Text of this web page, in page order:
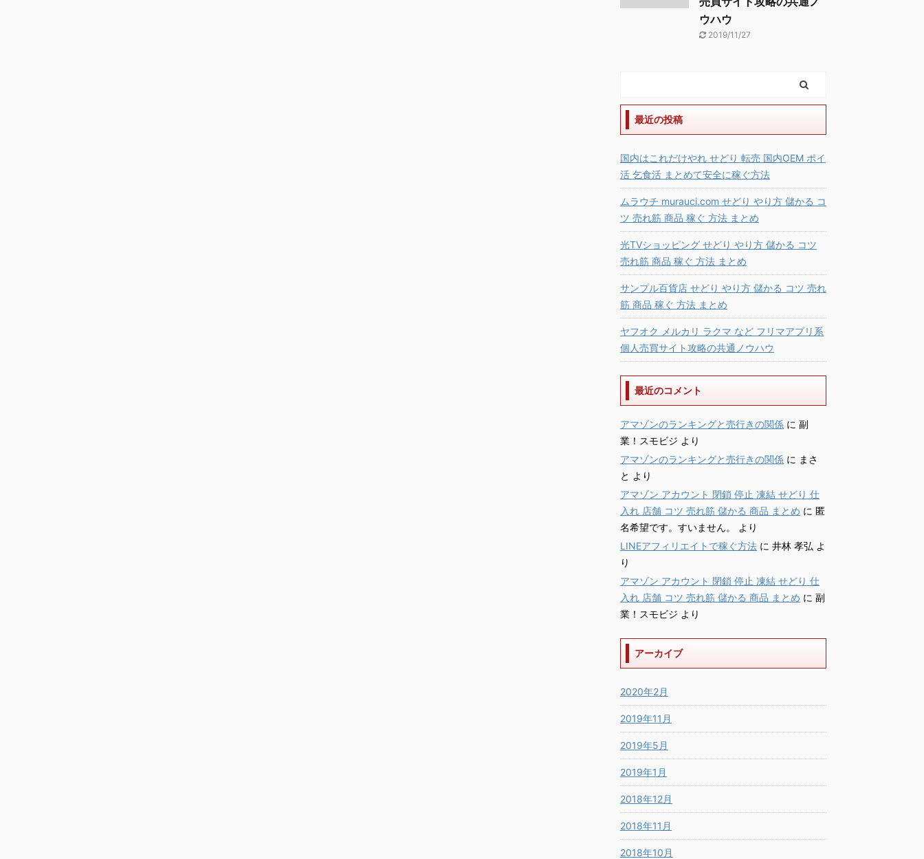
ウハウ
2019/11/27
最近の投稿
国内はこれだけやれ せどり 転売 国内OEM ポイ
活 乞食活 まとめて安全に稼ぐ方法
ムラウチ murauci.com せどり やり方 儲かる コ
ツ 売れ筋 商品 稼ぐ 方法 まとめ
光TVショッピング せどり やり方 儲かる コツ
売れ筋 商品 稼ぐ 方法 まとめ
サンプル百貨店 せどり やり方 儲かる コツ 売れ
筋 商品 稼ぐ 方法 まとめ
ヤフオク メルカリ ラクマ など フリマアプリ系
個人売買サイト攻略の共通ノウハウ
最近のコメント
アマゾンのランキングと売行きの関係 に 副
業！スモビジ より
アマゾンのランキングと売行きの関係 に まさ
と より
アマゾン アカウント 閉鎖 停止 凍結 せどり 仕
入れ 店舗 コツ 売れ筋 儲かる 商品 まとめ に 匿
名希望です。すいません。
より
LINEアフィリエイトで稼ぐ方法 に 井林 孝弘 よ
り
アマゾン アカウント 閉鎖 停止 凍結 せどり 仕
入れ 店舗 コツ 売れ筋 儲かる 商品 まとめ に 副
業！スモビジ より
アーカイブ
2020年2月
2019年11月
2019年5月
2019年1月
2018年12月
2018年11月
2018年10月